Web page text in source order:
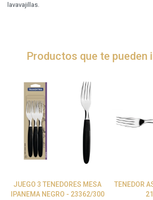
lavavajillas.
Productos que te pueden
JUEGO 3 TENEDORES MESA
IPANEMA NEGRO - 23362/300
TENEDOR